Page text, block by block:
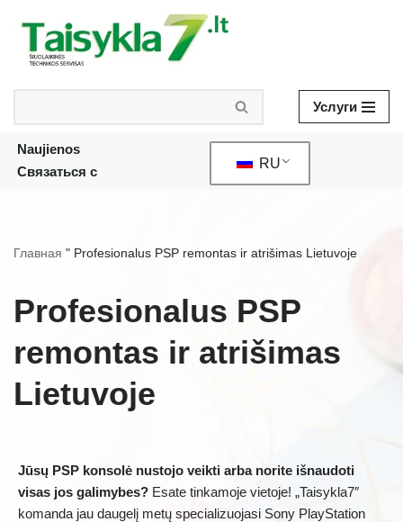
Skip
content
Услуги
Naujienos
Связаться с
RU
Главная " Profesionalus PSP remontas ir atrišimas Lietuvoje
Profesionalus PSP
remontas ir atrišimas
Lietuvoje
Jūsų PSP konsolė nustojo veikti arba norite išnaudoti
visas jos galimybes? Esate tinkamoje vietoje! „Taisykla7″
komanda jau daugelį metų specializuojasi Sony PlayStation